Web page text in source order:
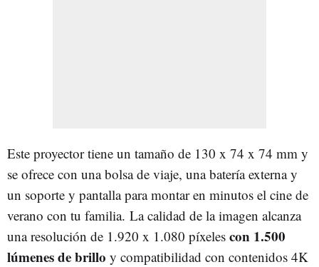
Este proyector tiene un tamaño de 130 x 74 x 74 mm y
se ofrece con una bolsa de viaje, una batería externa y
un soporte y pantalla para montar en minutos el cine de
verano con tu familia. La calidad de la imagen alcanza
una resolución de 1.920 x 1.080 píxeles con 1.500
lúmenes de brillo y compatibilidad con contenidos 4K